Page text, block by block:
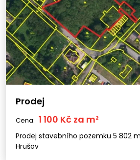
Prodej
Cena: 1 100 Kč za m²
Prodej stavebního pozemku 5 802
Hrušov